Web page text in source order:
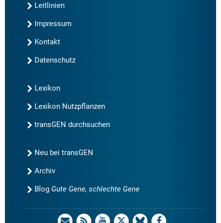
Leitlinien
Impressum
Kontakt
Datenschutz
Lexikon
Lexikon Nutzpflanzen
transGEN durchsuchen
Neu bei transGEN
Archiv
Blog Gute Gene, schlechte Gene